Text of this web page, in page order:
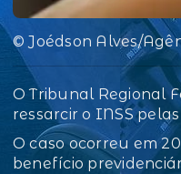
© Joédson Alves/
O Tribunal Regional
ressarcir o INSS
O caso ocorreu em
benefício